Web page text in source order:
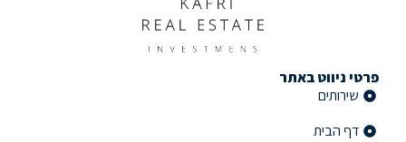
פרטי ניווט באתר
שירותים
דף הבית